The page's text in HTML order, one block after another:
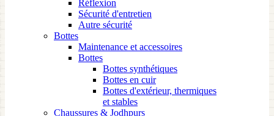
Réflexion
Sécurité d'entretien
Autre sécurité
Bottes
Maintenance et accessoires
Bottes
Bottes synthétiques
Bottes en cuir
Bottes d'extérieur, thermiques
et stables
Chaussures & Jodhpurs